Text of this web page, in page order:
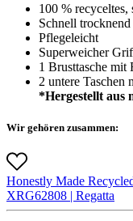
100 %
Schnell trocknend
Pflegeleicht
Superweicher
1 Brusttasche mit
2 untere Taschen
*Hergestellt aus
Wir gehören zusammen:
Honestly Made
XRG62808 | Regatta